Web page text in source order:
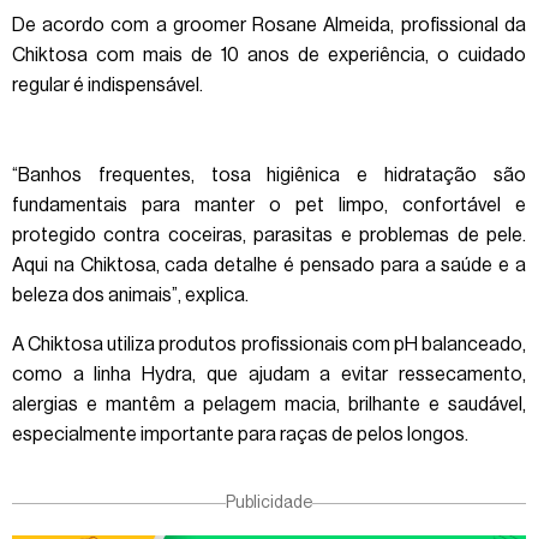
De acordo com a groomer Rosane Almeida, profissional da
Chiktosa com mais de 10 anos de experiência, o cuidado
regular é indispensável.
“Banhos frequentes, tosa higiênica e hidratação são
fundamentais para manter o pet limpo, confortável e
protegido contra coceiras, parasitas e problemas de pele.
Aqui na Chiktosa, cada detalhe é pensado para a saúde e a
beleza dos animais”, explica.
A Chiktosa utiliza produtos profissionais com pH balanceado,
como a linha Hydra, que ajudam a evitar ressecamento,
alergias e mantêm a pelagem macia, brilhante e saudável,
especialmente importante para raças de pelos longos.
Publicidade